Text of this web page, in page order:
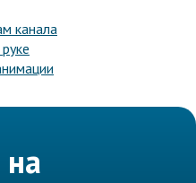
канала